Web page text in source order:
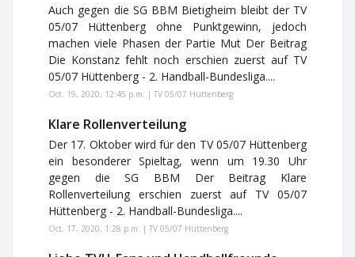
Auch gegen die SG BBM Bietigheim bleibt der TV
05/07 Hüttenberg ohne Punktgewinn, jedoch
machen viele Phasen der Partie Mut Der Beitrag
Die Konstanz fehlt noch erschien zuerst auf TV
05/07 Hüttenberg - 2. Handball-Bundesliga....
Oct. 19, 2020, 12:45 p.m. | TV 05/07 Hüttenberg
Klare Rollenverteilung
Der 17. Oktober wird für den TV 05/07 Hüttenberg
ein besonderer Spieltag, wenn um 19.30 Uhr
gegen die SG BBM Der Beitrag Klare
Rollenverteilung erschien zuerst auf TV 05/07
Hüttenberg - 2. Handball-Bundesliga....
Oct. 17, 2020, 1:28 p.m. | TV 05/07 Hüttenberg